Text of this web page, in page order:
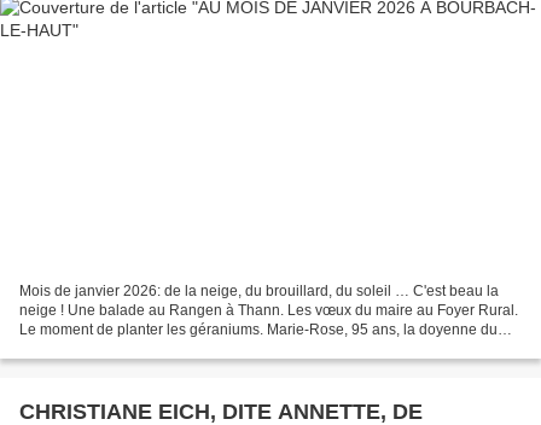
Mois de janvier 2026: de la neige, du brouillard, du soleil … C'est beau la
neige ! Une balade au Rangen à Thann. Les vœux du maire au Foyer Rural.
Le moment de planter les géraniums. Marie-Rose, 95 ans, la doyenne du
CHRISTIANE EICH, DITE ANNETTE, DE